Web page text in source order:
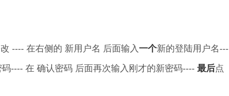
---- 在右侧的 新用户名 后面输入一个新的登陆用户名---
---- 在 确认密码 后面再次输入刚才的新密码---- 最后点